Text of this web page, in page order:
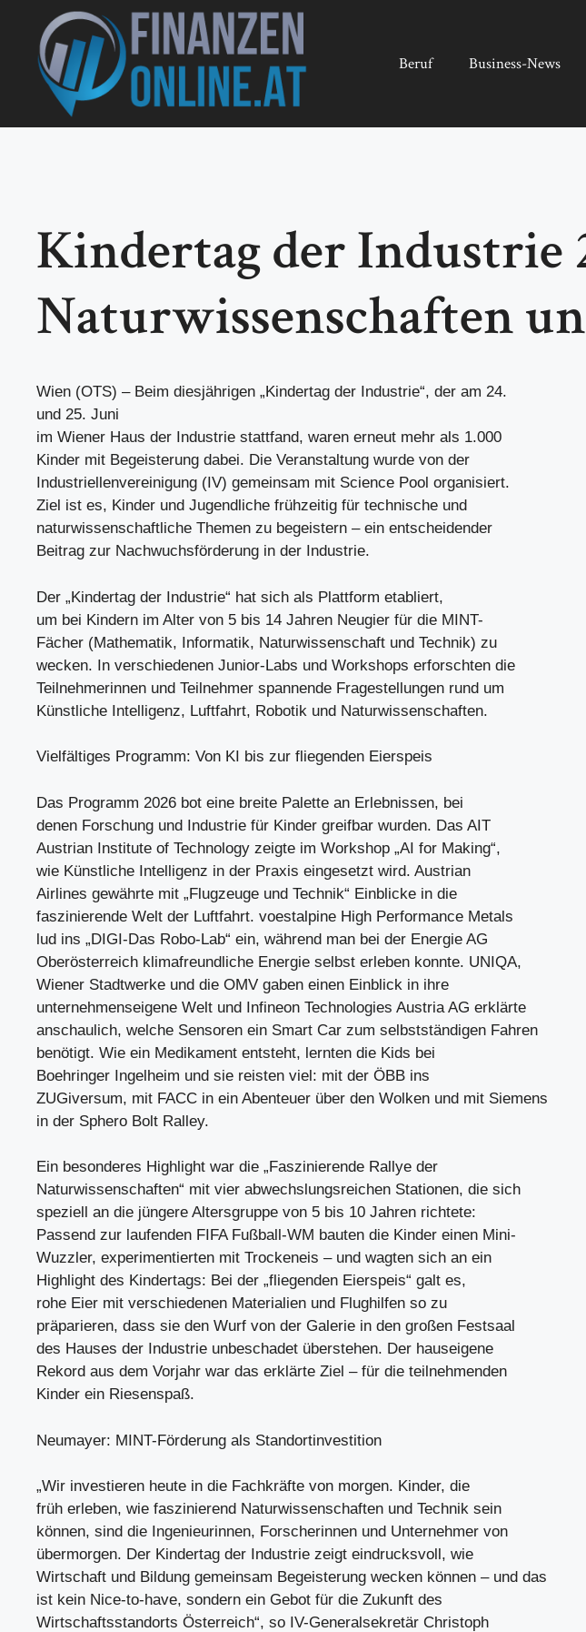
springen
Beruf Business-News
Kindertag der Industrie
Naturwissenschaften
Wien (OTS) – Beim diesjährigen „Kindertag der Industrie“, der am 24.
und 25. Juni
im Wiener Haus der Industrie stattfand, waren erneut mehr als 1.000
Kinder mit Begeisterung dabei. Die Veranstaltung wurde von der
Industriellenvereinigung (IV) gemeinsam mit Science Pool organisiert.
Ziel ist es, Kinder und Jugendliche frühzeitig für technische und
naturwissenschaftliche Themen zu begeistern – ein entscheidender
Beitrag zur Nachwuchsförderung in der Industrie.
Der „Kindertag der Industrie“ hat sich als Plattform etabliert,
um bei Kindern im Alter von 5 bis 14 Jahren Neugier für die MINT-
Fächer (Mathematik, Informatik, Naturwissenschaft und Technik) zu
wecken. In verschiedenen Junior-Labs und Workshops erforschten die
Teilnehmerinnen und Teilnehmer spannende Fragestellungen rund um
Künstliche Intelligenz, Luftfahrt, Robotik und Naturwissenschaften.
Vielfältiges Programm: Von KI bis zur fliegenden Eierspeis
Das Programm 2026 bot eine breite Palette an Erlebnissen, bei
denen Forschung und Industrie für Kinder greifbar wurden. Das AIT
Austrian Institute of Technology zeigte im Workshop „AI for Making“,
wie Künstliche Intelligenz in der Praxis eingesetzt wird. Austrian
Airlines gewährte mit „Flugzeuge und Technik“ Einblicke in die
faszinierende Welt der Luftfahrt. voestalpine High Performance Metals
lud ins „DIGI-Das Robo-Lab“ ein, während man bei der Energie AG
Oberösterreich klimafreundliche Energie selbst erleben konnte. UNIQA,
Wiener Stadtwerke und die OMV gaben einen Einblick in ihre
unternehmenseigene Welt und Infineon Technologies Austria AG erklärte
anschaulich, welche Sensoren ein Smart Car zum selbstständigen Fahren
benötigt. Wie ein Medikament entsteht, lernten die Kids bei
Boehringer Ingelheim und sie reisten viel: mit der ÖBB ins
ZUGiversum, mit FACC in ein Abenteuer über den Wolken und mit Siemens
in der Sphero Bolt Ralley.
Ein besonderes Highlight war die „Faszinierende Rallye der
Naturwissenschaften“ mit vier abwechslungsreichen Stationen, die sich
speziell an die jüngere Altersgruppe von 5 bis 10 Jahren richtete:
Passend zur laufenden FIFA Fußball-WM bauten die Kinder einen Mini-
Wuzzler, experimentierten mit Trockeneis – und wagten sich an ein
Highlight des Kindertags: Bei der „fliegenden Eierspeis“ galt es,
rohe Eier mit verschiedenen Materialien und Flughilfen so zu
präparieren, dass sie den Wurf von der Galerie in den großen Festsaal
des Hauses der Industrie unbeschadet überstehen. Der hauseigene
Rekord aus dem Vorjahr war das erklärte Ziel – für die teilnehmenden
Kinder ein Riesenspaß.
Neumayer: MINT-Förderung als Standortinvestition
„Wir investieren heute in die Fachkräfte von morgen. Kinder, die
früh erleben, wie faszinierend Naturwissenschaften und Technik sein
können, sind die Ingenieurinnen, Forscherinnen und Unternehmer von
übermorgen. Der Kindertag der Industrie zeigt eindrucksvoll, wie
Wirtschaft und Bildung gemeinsam Begeisterung wecken können – und das
ist kein Nice-to-have, sondern ein Gebot für die Zukunft des
Wirtschaftsstandorts Österreich“, so IV-Generalsekretär Christoph